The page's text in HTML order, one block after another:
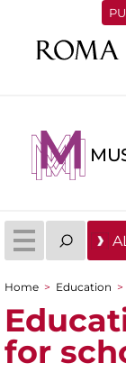
You are
Home > Education >
for